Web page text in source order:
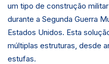
um tipo de construção
durante a Segunda Guerra
Estados Unidos. Esta
múltiplas estruturas, desde
estufas.